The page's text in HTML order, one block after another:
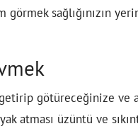
sağlığınızın
götüreceğinize ve
atması üzüntü ve